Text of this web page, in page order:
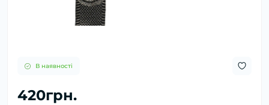
В наявності
420грн.